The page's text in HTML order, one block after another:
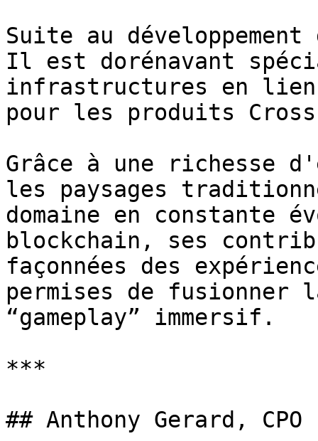
Suite au
Il est dorénavant
infrastructures en
pour les produits Cross
Grâce à une richesse
les paysages
domaine en constante
blockchain, ses
façonnées des
permises de fusionner
“gameplay” immersif.
***
## Anthony Gerard, CPO